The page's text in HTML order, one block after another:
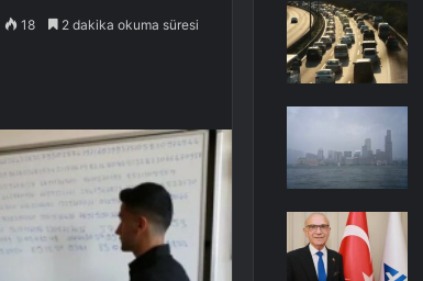
18 2 dakika okuma süresi